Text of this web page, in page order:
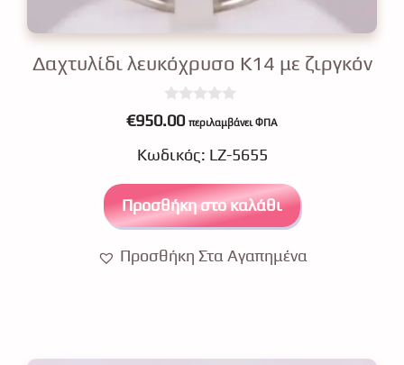
Δαχτυλίδι λευκόχρυσο Κ14 με ζιργκόν
0
o
t
f
5
€950.00 περιλαμβάνει ΦΠΑ
Κωδικός: LZ-5655
Προσθήκη στο καλάθι
Προσθήκη Στα Αγαπημένα